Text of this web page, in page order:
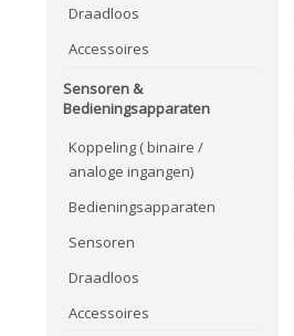
Draadloos
Accessoires
Sensoren &
Bedieningsapparaten
Koppeling ( binaire /
analoge ingangen)
Bedieningsapparaten
Sensoren
Draadloos
Accessoires